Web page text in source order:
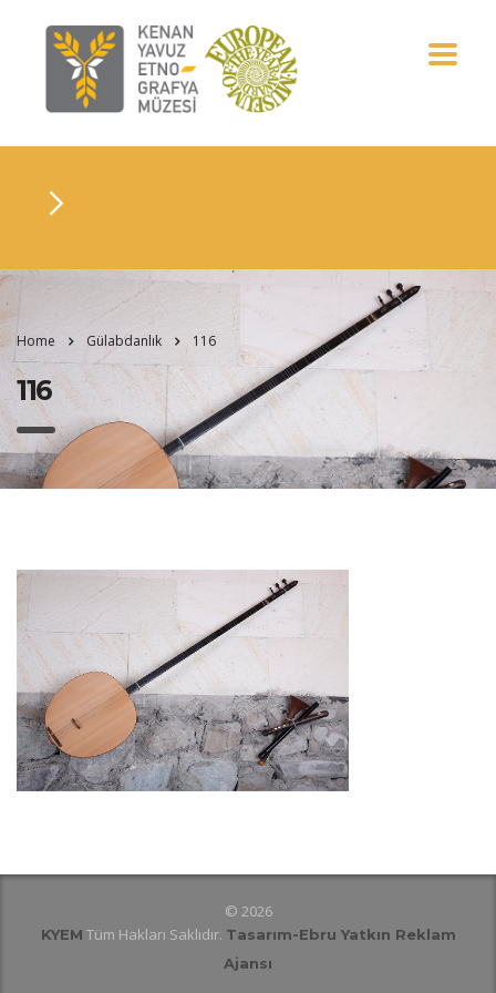
Home Gülabdanlık 116
116
© 2026
KYEM Tüm Hakları Saklıdır. Tasarım-Ebru Yatkın Reklam
Ajansı